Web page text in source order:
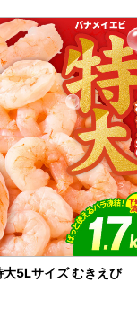
大5Lサイズ むきえび